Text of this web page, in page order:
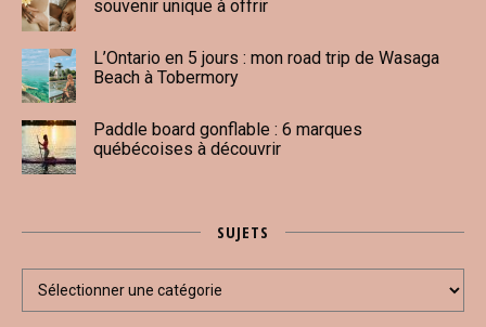
souvenir unique à offrir
L’Ontario en 5 jours : mon road trip de Wasaga
Beach à Tobermory
Paddle board gonflable : 6 marques
québécoises à découvrir
SUJETS
Sujets